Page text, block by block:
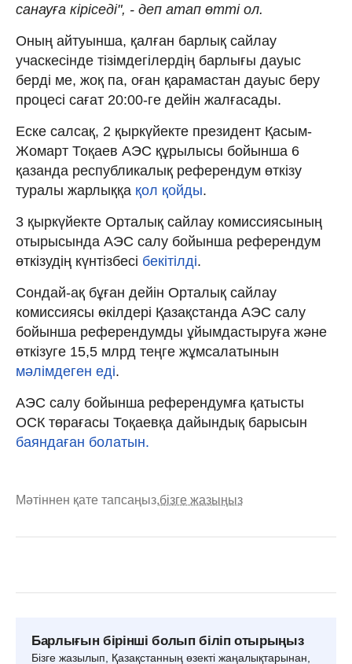
санауға кіріседі", - деп атап өтті ол.
Оның айтуынша, қалған барлық сайлау
учаскесінде тізімдегілердің барлығы дауыс
берді ме, жоқ па, оған қарамастан дауыс беру
процесі сағат 20:00-ге дейін жалғасады.
Еске салсақ, 2 қыркүйекте президент Қасым-
Жомарт Тоқаев АЭС құрылысы бойынша 6
қазанда республикалық референдум өткізу
туралы жарлыққа қол қойды.
3 қыркүйекте Орталық сайлау комиссиясының
отырысында АЭС салу бойынша референдум
өткізудің күнтізбесі бекітілді.
Сондай-ақ бұған дейін Орталық сайлау
комиссиясы өкілдері Қазақстанда АЭС салу
бойынша референдумды ұйымдастыруға және
өткізуге 15,5 млрд теңге жұмсалатынын
мәлімдеген еді.
АЭС салу бойынша референдумға қатысты
ОСК төрағасы Тоқаевқа дайындық барысын
баяндаған болатын.
Мәтіннен қате тапсаңыз,бізге жазыңыз
Барлығын бірінші болып біліп отырыңыз
Бізге жазылып, Қазақстанның өзекті жаңалықтарынан,